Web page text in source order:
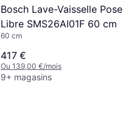
Bosch Lave-Vaisselle Pose
Libre SMS26AI01F 60 cm
60 cm
417 €
Ou 139,00 €/mois
9+ magasins